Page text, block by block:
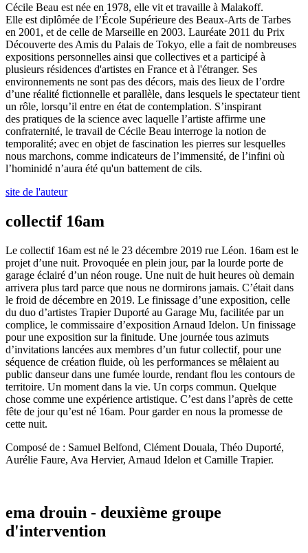
Cécile Beau est née en 1978, elle vit et travaille à Malakoff.
Elle est diplômée de l’École Supérieure des Beaux-Arts de Tarbes
en 2001, et de celle de Marseille en 2003. Lauréate 2011 du Prix
Découverte des Amis du Palais de Tokyo, elle a fait de nombreuses
expositions personnelles ainsi que collectives et a participé à
plusieurs résidences d'artistes en France et à l'étranger. Ses
environnements ne sont pas des décors, mais des lieux de l’ordre
d’une réalité fictionnelle et parallèle, dans lesquels le spectateur tient
un rôle, lorsqu’il entre en état de contemplation. S’inspirant
des pratiques de la science avec laquelle l’artiste affirme une
confraternité, le travail de Cécile Beau interroge la notion de
temporalité; avec en objet de fascination les pierres sur lesquelles
nous marchons, comme indicateurs de l’immensité, de l’infini où
l’hominidé n’aura été qu'un battement de cils.
site de l'auteur
collectif 16am
Le collectif 16am est né le 23 décembre 2019 rue Léon. 16am est le
projet d’une nuit. Provoquée en plein jour, par la lourde porte de
garage éclairé d’un néon rouge. Une nuit de huit heures où demain
arrivera plus tard parce que nous ne dormirons jamais. C’était dans
le froid de décembre en 2019. Le finissage d’une exposition, celle
du duo d’artistes Trapier Duporté au Garage Mu, facilitée par un
complice, le commissaire d’exposition Arnaud Idelon. Un finissage
pour une exposition sur la finitude. Une journée tous azimuts
d’invitations lancées aux membres d’un futur collectif, pour une
séquence de création fluide, où les performances se mêlaient au
public danseur dans une fumée lourde, rendant flou les contours de
territoire. Un moment dans la vie. Un corps commun. Quelque
chose comme une expérience artistique. C’est dans l’après de cette
fête de jour qu’est né 16am. Pour garder en nous la promesse de
cette nuit.
Composé de : Samuel Belfond, Clément Douala, Théo Duporté,
Aurélie Faure, Ava Hervier, Arnaud Idelon et Camille Trapier.
ema drouin - deuxième groupe
d'intervention